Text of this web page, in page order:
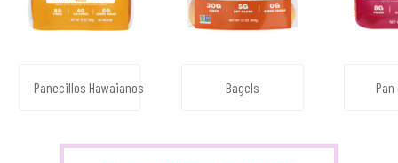
Panecillos Hawaianos Bagels Pan